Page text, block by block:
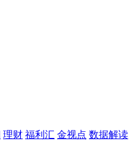
理财 福利汇 金视点 数据解读